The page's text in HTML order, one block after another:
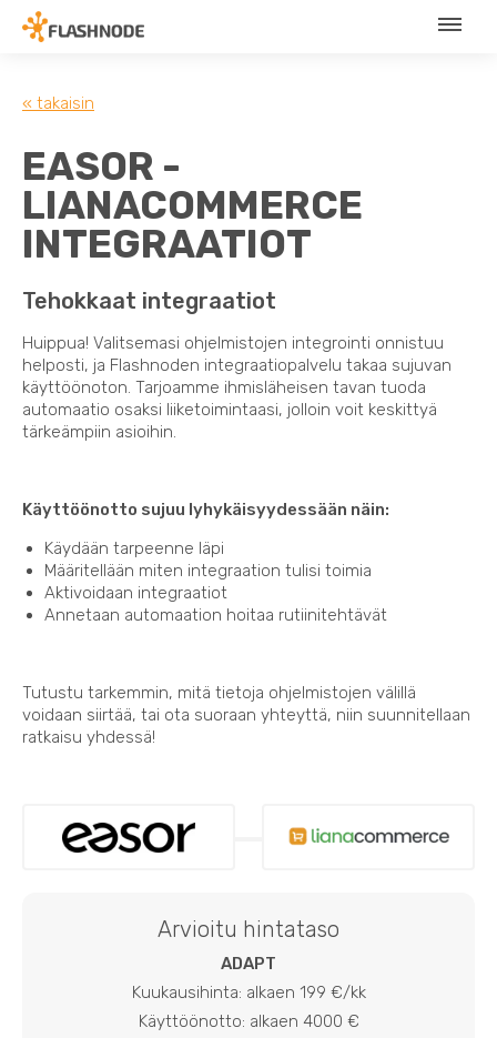
« takaisin
EASOR -
LIANACOMMERCE
INTEGRAATIOT
Tehokkaat integraatiot
Huippua! Valitsemasi ohjelmistojen integrointi onnistuu
helposti, ja Flashnoden integraatiopalvelu takaa sujuvan
käyttöönoton. Tarjoamme ihmisläheisen tavan tuoda
automaatio osaksi liiketoimintaasi, jolloin voit keskittyä
tärkeämpiin asioihin.
Käyttöönotto sujuu lyhykäisyydessään näin:
Käydään tarpeenne läpi
Määritellään miten integraation tulisi toimia
Aktivoidaan integraatiot
Annetaan automaation hoitaa rutiinitehtävät
Tutustu tarkemmin, mitä tietoja ohjelmistojen välillä
voidaan siirtää, tai ota suoraan yhteyttä, niin suunnitellaan
ratkaisu yhdessä!
Arvioitu hintataso
ADAPT
Kuukausihinta: alkaen 199 €/kk
Käyttöönotto: alkaen 4000 €